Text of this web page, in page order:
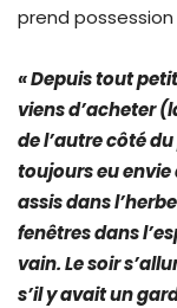
prend
« Depuis tout
viens d’acheter
de l’autre côté
toujours eu envie
assis dans
fenêtres dans
vain. Le soir
s’il y avait un